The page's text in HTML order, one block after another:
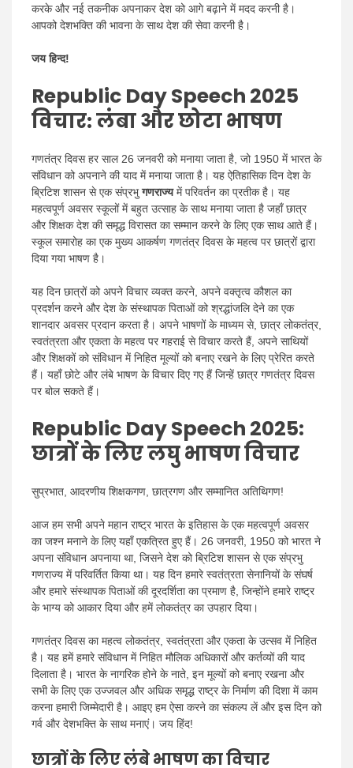
करके और नई तकनीक अपनाकर देश को आगे बढ़ाने में मदद करनी है।
आपको देशभक्ति की भावना के साथ देश की सेवा करनी है।
जय हिन्द!
Republic Day Speech 2025
विचार: लंबा और छोटा भाषण
गणतंत्र दिवस हर साल 26 जनवरी को मनाया जाता है, जो 1950 में भारत के
संविधान को अपनाने की याद में मनाया जाता है। यह ऐतिहासिक दिन देश के
ब्रिटिश शासन से एक संप्रभुगणराज्यमें परिवर्तन का प्रतीक है। यह
महत्वपूर्ण अवसर स्कूलों में बहुत उत्साह के साथ मनाया जाता है जहाँ छात्र
और शिक्षक देश की समृद्ध विरासत का सम्मान करने के लिए एक साथ आते हैं।
स्कूल समारोह का एक मुख्य आकर्षण गणतंत्र दिवस के महत्व पर छात्रों द्वारा
दिया गया भाषण है।
यह दिन छात्रों को अपने विचार व्यक्त करने, अपने वक्तृत्व कौशल का
प्रदर्शन करने और देश के संस्थापक पिताओं को श्रद्धांजलि देने का एक
शानदार अवसर प्रदान करता है। अपने भाषणों के माध्यम से, छात्र लोकतंत्र,
स्वतंत्रता और एकता के महत्व पर गहराई से विचार करते हैं, अपने साथियों
और शिक्षकों को संविधान में निहित मूल्यों को बनाए रखने के लिए प्रेरित करते
हैं। यहाँ छोटे और लंबे भाषण के विचार दिए गए हैं जिन्हें छात्र गणतंत्र दिवस
पर बोल सकते हैं।
Republic Day Speech 2025:
छात्रों के लिए लघु भाषण विचार
सुप्रभात, आदरणीय शिक्षकगण, छात्रगण और सम्मानित अतिथिगण!
आज हम सभी अपने महान राष्ट्र भारत के इतिहास के एक महत्वपूर्ण अवसर
का जश्न मनाने के लिए यहाँ एकत्रित हुए हैं। 26 जनवरी, 1950 को भारत ने
अपना संविधान अपनाया था, जिसने देश को ब्रिटिश शासन से एक संप्रभु
गणराज्य में परिवर्तित किया था। यह दिन हमारे स्वतंत्रता सेनानियों के संघर्ष
और हमारे संस्थापक पिताओं की दूरदर्शिता का प्रमाण है, जिन्होंने हमारे राष्ट्र
के भाग्य को आकार दिया और हमें लोकतंत्र का उपहार दिया।
गणतंत्र दिवस का महत्व लोकतंत्र, स्वतंत्रता और एकता के उत्सव में निहित
है। यह हमें हमारे संविधान में निहित मौलिक अधिकारों और कर्तव्यों की याद
दिलाता है। भारत के नागरिक होने के नाते, इन मूल्यों को बनाए रखना और
सभी के लिए एक उज्जवल और अधिक समृद्ध राष्ट्र के निर्माण की दिशा में काम
करना हमारी जिम्मेदारी है। आइए हम ऐसा करने का संकल्प लें और इस दिन को
गर्व और देशभक्ति के साथ मनाएं। जय हिंद!
छात्रों के लिए लंबे भाषण का विचार